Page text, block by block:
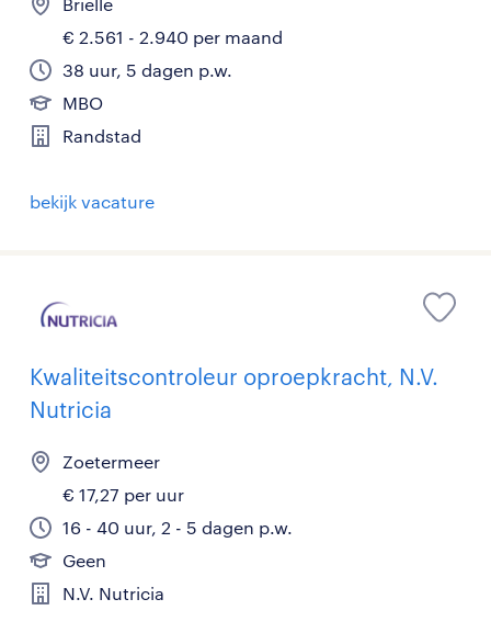
€ 2.561 - 2.940 per maand
38 uur, 5 dagen p.w.
MBO
Randstad
bekijk vacature
Kwaliteitscontroleur oproepkracht, N.V.
Nutricia
Zoetermeer
€ 17,27 per uur
16 - 40 uur, 2 - 5 dagen p.w.
Geen
N.V. Nutricia